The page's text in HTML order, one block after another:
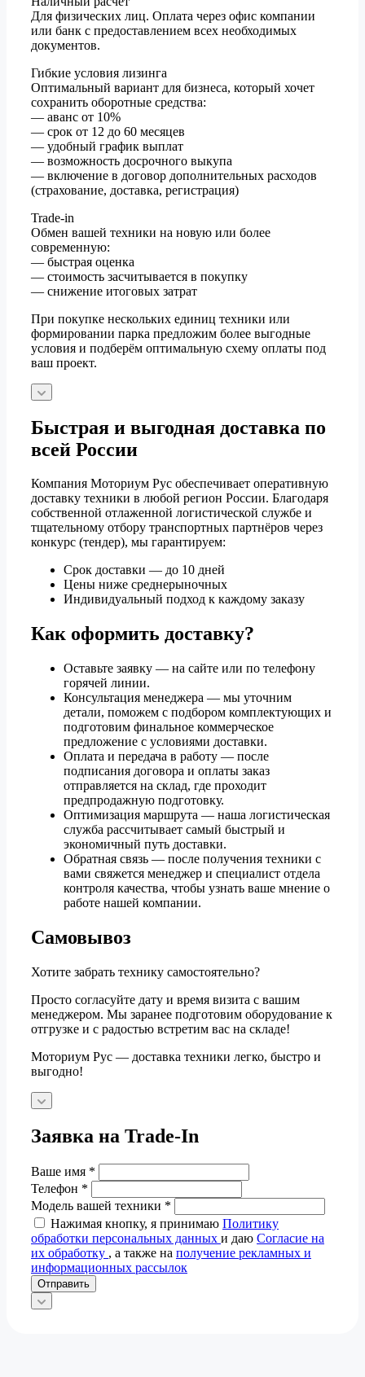
Для физических лиц. Оплата через офис компании
или банк с предоставлением всех необходимых
документов.
Гибкие условия лизинга
Оптимальный вариант для бизнеса, который хочет
сохранить оборотные средства:
— аванс от 10%
— срок от 12 до 60 месяцев
— удобный график выплат
— возможность досрочного выкупа
— включение в договор дополнительных расходов
(страхование, доставка, регистрация)
Trade-in
Обмен вашей техники на новую или более
современную:
— быстрая оценка
— стоимость засчитывается в покупку
— снижение итоговых затрат
При покупке нескольких единиц техники или
формировании парка предложим более выгодные
условия и подберём оптимальную схему оплаты под
ваш проект.
Быстрая и выгодная доставка по
всей России
Компания Моториум Рус обеспечивает оперативную
доставку техники в любой регион России. Благодаря
собственной отлаженной логистической службе и
тщательному отбору транспортных партнёров через
конкурс (тендер), мы гарантируем:
Срок доставки — до 10 дней
Цены ниже среднерыночных
Индивидуальный подход к каждому заказу
Как оформить доставку?
Оставьте заявку — на сайте или по телефону
горячей линии.
Консультация менеджера — мы уточним
детали, поможем с подбором комплектующих и
подготовим финальное коммерческое
предложение с условиями доставки.
Оплата и передача в работу — после
подписания договора и оплаты заказ
отправляется на склад, где проходит
предпродажную подготовку.
Оптимизация маршрута — наша логистическая
служба рассчитывает самый быстрый и
экономичный путь доставки.
Обратная связь — после получения техники с
вами свяжется менеджер и специалист отдела
контроля качества, чтобы узнать ваше мнение о
работе нашей компании.
Самовывоз
Хотите забрать технику самостоятельно?
Просто согласуйте дату и время визита с вашим
менеджером. Мы заранее подготовим оборудование к
отгрузке и с радостью встретим вас на складе!
Моториум Рус — доставка техники легко, быстро и
выгодно!
Заявка на Trade-In
Ваше имя *
Телефон *
Модель вашей техники *
Нажимая кнопку, я принимаю Политику
обработки персональных данных и даю Согласие на
их обработку , а также на получение рекламных и
информационных рассылок
Отправить